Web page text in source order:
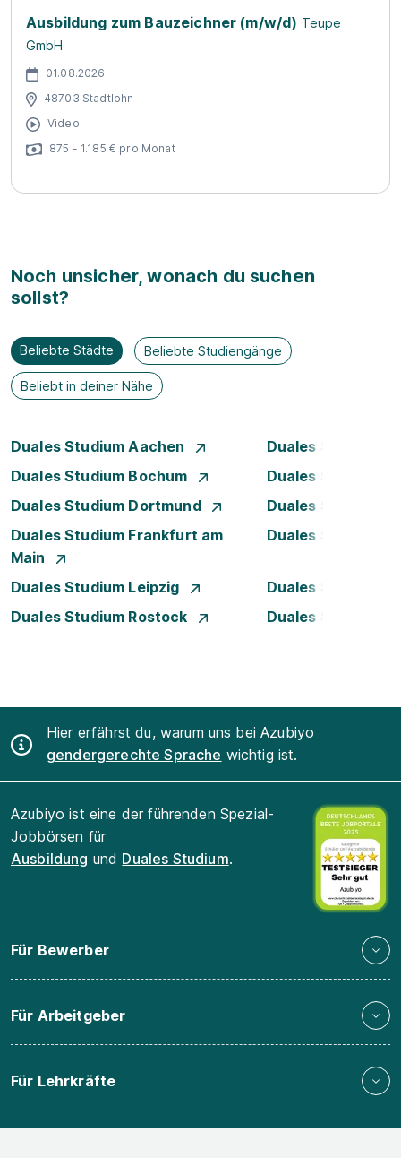
Ausbildung zum Bauzeichner (m/w/d) Teupe
GmbH
01.08.2026
48703 Stadtlohn
Video
875 - 1.185 € pro Monat
Noch unsicher, wonach du suchen
sollst?
Beliebte Städte Beliebte Studiengänge
Beliebt in deiner Nähe
Duales Studium Aachen
Duales Studium
Duales Studium Bochum
Duales Studium
Duales Studium Dortmund
Duales Studium
Duales Studium Frankfurt am
Main
Duales Studium
Duales Studium Leipzig
Duales Studium
Duales Studium Rostock
Duales Studium
Hier erfährst du, warum uns bei Azubiyo
gendergerechte Sprache wichtig ist.
Azubiyo ist eine der führenden Spezial-
Jobbörsen für
Ausbildung und Duales Studium.
Für Bewerber
Für Arbeitgeber
Für Lehrkräfte